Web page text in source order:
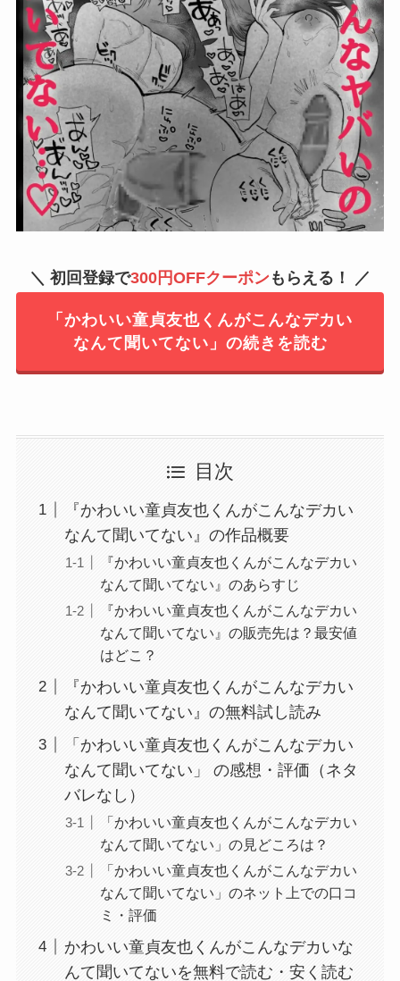
＼ 初回登録で300円OFFクーポン もらえる！ ／
「かわいい童貞友也くんがこんなデカい
なんて聞いてない」の続きを読む
目次
『かわいい童貞友也くんがこんなデカい
なんて聞いてない』の作品概要
『かわいい童貞友也くんがこんなデカい
なんて聞いてない』のあらすじ
『かわいい童貞友也くんがこんなデカい
なんて聞いてない』の販売先は？最安値
はどこ？
『かわいい童貞友也くんがこんなデカい
なんて聞いてない』の無料試し読み
「かわいい童貞友也くんがこんなデカい
なんて聞いてない」 の感想・評価（ネタ
バレなし）
「かわいい童貞友也くんがこんなデカい
なんて聞いてない」の見どころは？
「かわいい童貞友也くんがこんなデカい
なんて聞いてない」のネット上での口コ
ミ・評価
かわいい童貞友也くんがこんなデカいな
んて聞いてないを無料で読む・安く読む